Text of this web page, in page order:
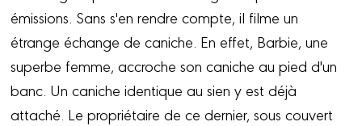
émissions. Sans s'en rendre compte, il filme un
étrange échange de caniche. En effet, Barbie, une
superbe femme, accroche son caniche au pied d'un
banc. Un caniche identique au sien y est déjà
attaché. Le propriétaire de ce dernier, sous couvert